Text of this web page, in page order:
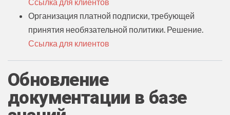
Организация платной подписки, требующей
принятия необязательной политики. Решение.
Ссылка для клиентов
Обновление
документации в базе